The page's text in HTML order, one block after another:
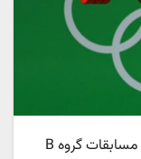
وزنه بردار دسته ۱۰۲ کیلوگرم کشورمان در مسابقات گروه B